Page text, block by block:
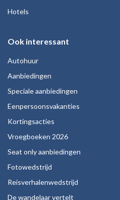
Hotels
Ook interessant
Autohuur
Aanbiedingen
Speciale aanbiedingen
Eenpersoonsvakanties
Kortingsacties
Vroegboeken 2026
Seat only aanbiedingen
Fotowedstrijd
Reisverhalenwedstrijd
De wandelaar vertelt